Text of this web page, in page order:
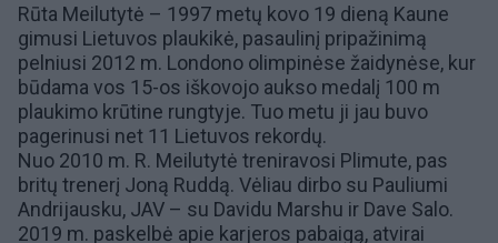
Rūta Meilutytė – 1997 metų kovo 19 dieną Kaune
gimusi Lietuvos plaukikė, pasaulinį pripažinimą
pelniusi 2012 m. Londono olimpinėse žaidynėse, kur
būdama vos 15-os iškovojo aukso medalį 100 m
plaukimo krūtine rungtyje. Tuo metu ji jau buvo
pagerinusi net 11 Lietuvos rekordų.
Nuo 2010 m. R. Meilutytė treniravosi Plimute, pas
britų trenerį Joną Ruddą. Vėliau dirbo su Pauliumi
Andrijausku, JAV – su Davidu Marshu ir Dave Salo.
2019 m. paskelbė apie karjeros pabaigą, atvirai